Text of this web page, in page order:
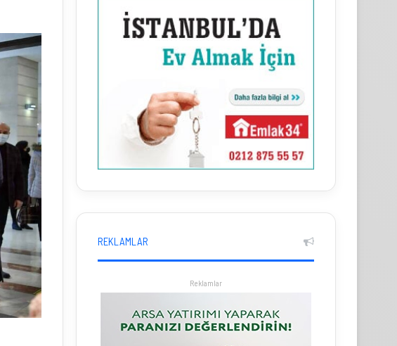
REKLAMLAR
Reklamlar